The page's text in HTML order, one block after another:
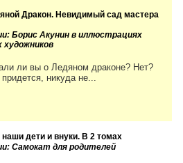
Дракон. Невидимый сад мастера
Борис Акунин в иллюстрациях
художников
ли вы о Ледяном драконе? Нет?
никуда не...
дети и внуки. В 2 томах
Самокат для родителей